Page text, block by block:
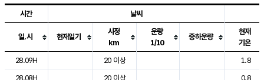
도시별 기상실황표로 지점, 날씨, 기온, 강수, 바람, 기압등을 안내한 표입
시간 날씨
일.시 현재일기
시정
km
운량
1/10
중하운량
현재
기온
28.09H
20 이상
1.8
28.08H
20 이상
0.8